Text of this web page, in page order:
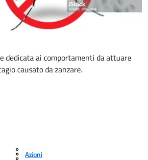
dedicata ai comportamenti da attuare
causato da zanzare.
Azioni